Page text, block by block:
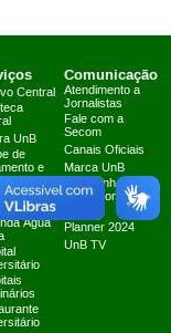
Central
UnB
de
e
a
Água
Comunicação
Atendimento a
Jornalistas
Fale com a
Secom
Canais Oficiais
Marca UnB
Campanha
Institucional
Planner 2024
UnB TV